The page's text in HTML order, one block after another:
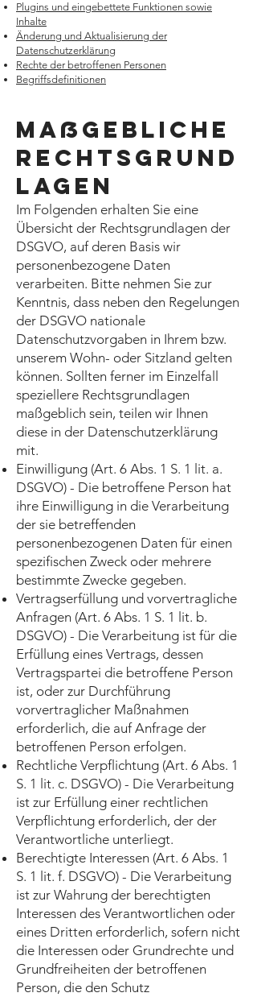
Plugins und eingebettete Funktionen sowie
Inhalte
Änderung und Aktualisierung der
Datenschutzerklärung
Rechte der betroffenen Personen
Begriffsdefinitionen
Maßgebliche
Rechtsgrund
lagen
Im Folgenden erhalten Sie eine
Übersicht der Rechtsgrundlagen der
DSGVO, auf deren Basis wir
personenbezogene Daten
verarbeiten. Bitte nehmen Sie zur
Kenntnis, dass neben den Regelungen
der DSGVO nationale
Datenschutzvorgaben in Ihrem bzw.
unserem Wohn- oder Sitzland gelten
können. Sollten ferner im Einzelfall
speziellere Rechtsgrundlagen
maßgeblich sein, teilen wir Ihnen
diese in der Datenschutzerklärung
mit.
Einwilligung (Art. 6 Abs. 1 S. 1 lit. a.
DSGVO) - Die betroffene Person hat
ihre Einwilligung in die Verarbeitung
der sie betreffenden
personenbezogenen Daten für einen
spezifischen Zweck oder mehrere
bestimmte Zwecke gegeben.
Vertragserfüllung und vorvertragliche
Anfragen (Art. 6 Abs. 1 S. 1 lit. b.
DSGVO) - Die Verarbeitung ist für die
Erfüllung eines Vertrags, dessen
Vertragspartei die betroffene Person
ist, oder zur Durchführung
vorvertraglicher Maßnahmen
erforderlich, die auf Anfrage der
betroffenen Person erfolgen.
Rechtliche Verpflichtung (Art. 6 Abs. 1
S. 1 lit. c. DSGVO) - Die Verarbeitung
ist zur Erfüllung einer rechtlichen
Verpflichtung erforderlich, der der
Verantwortliche unterliegt.
Berechtigte Interessen (Art. 6 Abs. 1
S. 1 lit. f. DSGVO) - Die Verarbeitung
ist zur Wahrung der berechtigten
Interessen des Verantwortlichen oder
eines Dritten erforderlich, sofern nicht
die Interessen oder Grundrechte und
Grundfreiheiten der betroffenen
Person, die den Schutz